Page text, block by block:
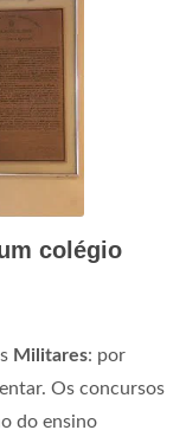
colégio
Militares: por
Os concursos
do ensino